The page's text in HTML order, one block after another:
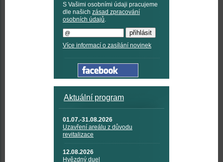
S Vašimi osobními údaji pracujeme
dle našich zásad zpracování
osobních údajů.
Více informací o zasílání novinek
Aktuální program
01.07.-31.08.2026
Uzavření areálu z důvodu
revitalizace
12.08.2026
Hvězdný duel